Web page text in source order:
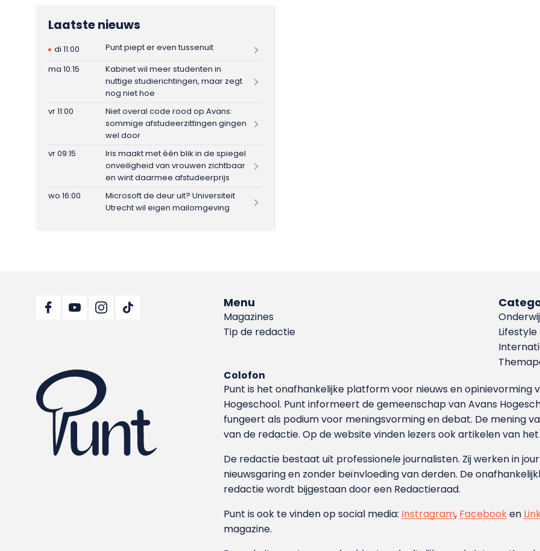
Laatste nieuws
di 11:00
Punt piept er even tussenuit
ma 10:15
Kabinet wil meer studenten in
nuttige studierichtingen, maar zegt
nog niet hoe
vr 11:00
Niet overal code rood op Avans:
sommige afstudeerzittingen gingen
wel door
vr 09:15
Iris maakt met één blik in de spiegel
onveiligheid van vrouwen zichtbaar
en wint daarmee afstudeerprijs
wo 16:00
Microsoft de deur uit? Universiteit
Utrecht wil eigen mailomgeving
Menu
Magazines
Tip de redactie
Lifestyle
Colofon
Punt is het onafhankelijke platform voor nieuws en
Hoge­school. Punt informeert de gemeenschap van Avans
fungeert als podium voor meningsvorming en debat. De mening
van de redactie. Op de website vinden lezers ook artikelen van
De redactie bestaat uit professionele journalisten. Zij werken in
nieuwsgaring en zonder beïnvloeding van derden. De
redactie wordt bijgestaan door een Redactieraad.
Punt is ook te vinden op social media: Instragram, Facebooken
magazine.